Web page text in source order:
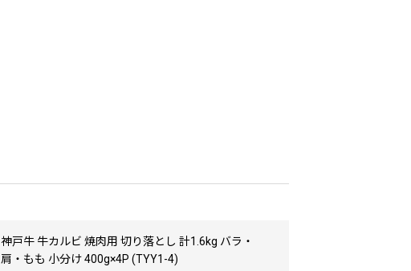
神戸牛 牛カルビ 焼肉用 切り落とし 計1.6kg バラ・
肩・もも 小分け 400g×4P (TYY1-4)